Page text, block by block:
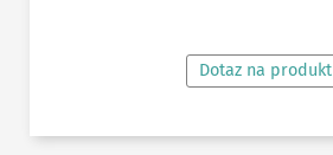
Dotaz na produkt